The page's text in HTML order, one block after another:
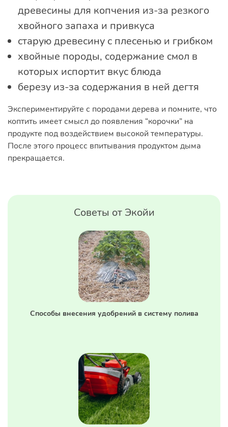
древесины для копчения из-за резкого
хвойного запаха и привкуса
старую древесину с плесенью и грибком
хвойные породы, содержание смол в
которых испортит вкус блюда
березу из-за содержания в ней дегтя
Экспериментируйте с породами дерева и помните, что
коптить имеет смысл до появления “корочки” на
продукте под воздействием высокой температуры.
После этого процесс впитывания продуктом дыма
прекращается.
Советы от Экойи
Способы внесения удобрений в систему полива